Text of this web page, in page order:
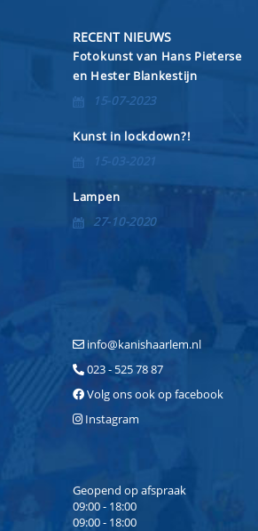
RECENT NIEUWS
Fotokunst van Hans Pieterse
en Hester Blankestijn
15-07-2023
Kunst in lockdown?!
15-03-2021
Lampen
27-10-2020
info@kanishaarlem.nl
023 - 525 78 87
Volg ons ook op facebook
Instagram
Geopend op afspraak
09:00 - 18:00
09:00 - 18:00